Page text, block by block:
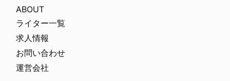
ABOUT
ライター一覧
求人情報
お問い合わせ
運営会社